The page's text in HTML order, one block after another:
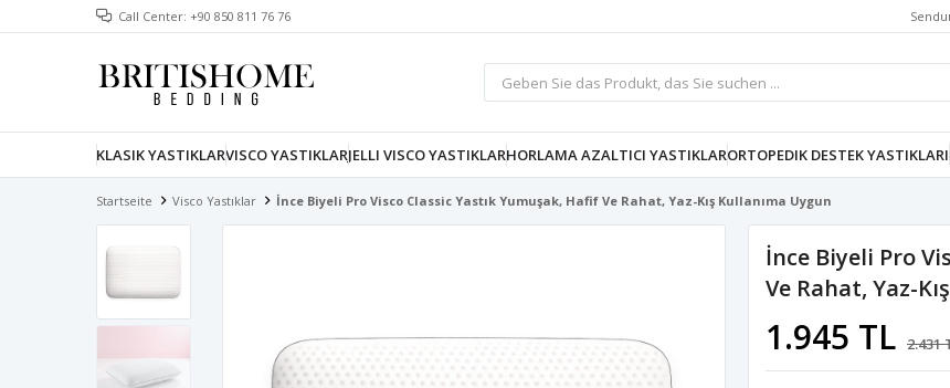
Call Center: +90 850 811 76 76
KLASIK YASTIKLARVISCO YASTIKLARJELLI VISCO YASTIKLARHORLAMA AZALTICI YASTIKLARORTOPEDIK DESTEK YASTIKLARI
Startseite Visco Yastıklar İnce Biyeli Pro Visco Classic Yastık Yumuşak, Hafif Ve Rahat, Yaz-Kış Kullanıma Uygun
İnce Biyeli Pro
Ve Rahat, Yaz-
1.945 TL 2.431